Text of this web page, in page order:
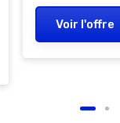
Voir l'offre